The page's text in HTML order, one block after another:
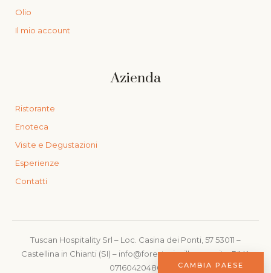
Olio
Il mio account
Azienda
Ristorante
Enoteca
Visite e Degustazioni
Esperienze
Contatti
Tuscan Hospitality Srl – Loc. Casina dei Ponti, 57 53011 –
Castellina in Chianti (SI) – info@foresteriavillacerna.it – PIVA
07160420480
CAMBIA PAESE